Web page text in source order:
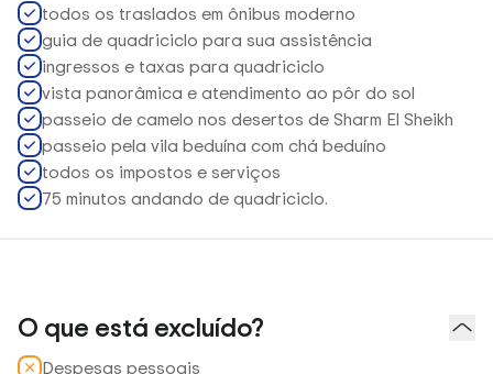
todos os traslados em ônibus moderno
guia de quadriciclo para sua assistência
ingressos e taxas para quadriciclo
vista panorâmica e atendimento ao pôr do sol
passeio de camelo nos desertos de Sharm El Sheikh
passeio pela vila beduína com chá beduíno
todos os impostos e serviços
75 minutos andando de quadriciclo.
O que está excluído?
Despesas pessoais